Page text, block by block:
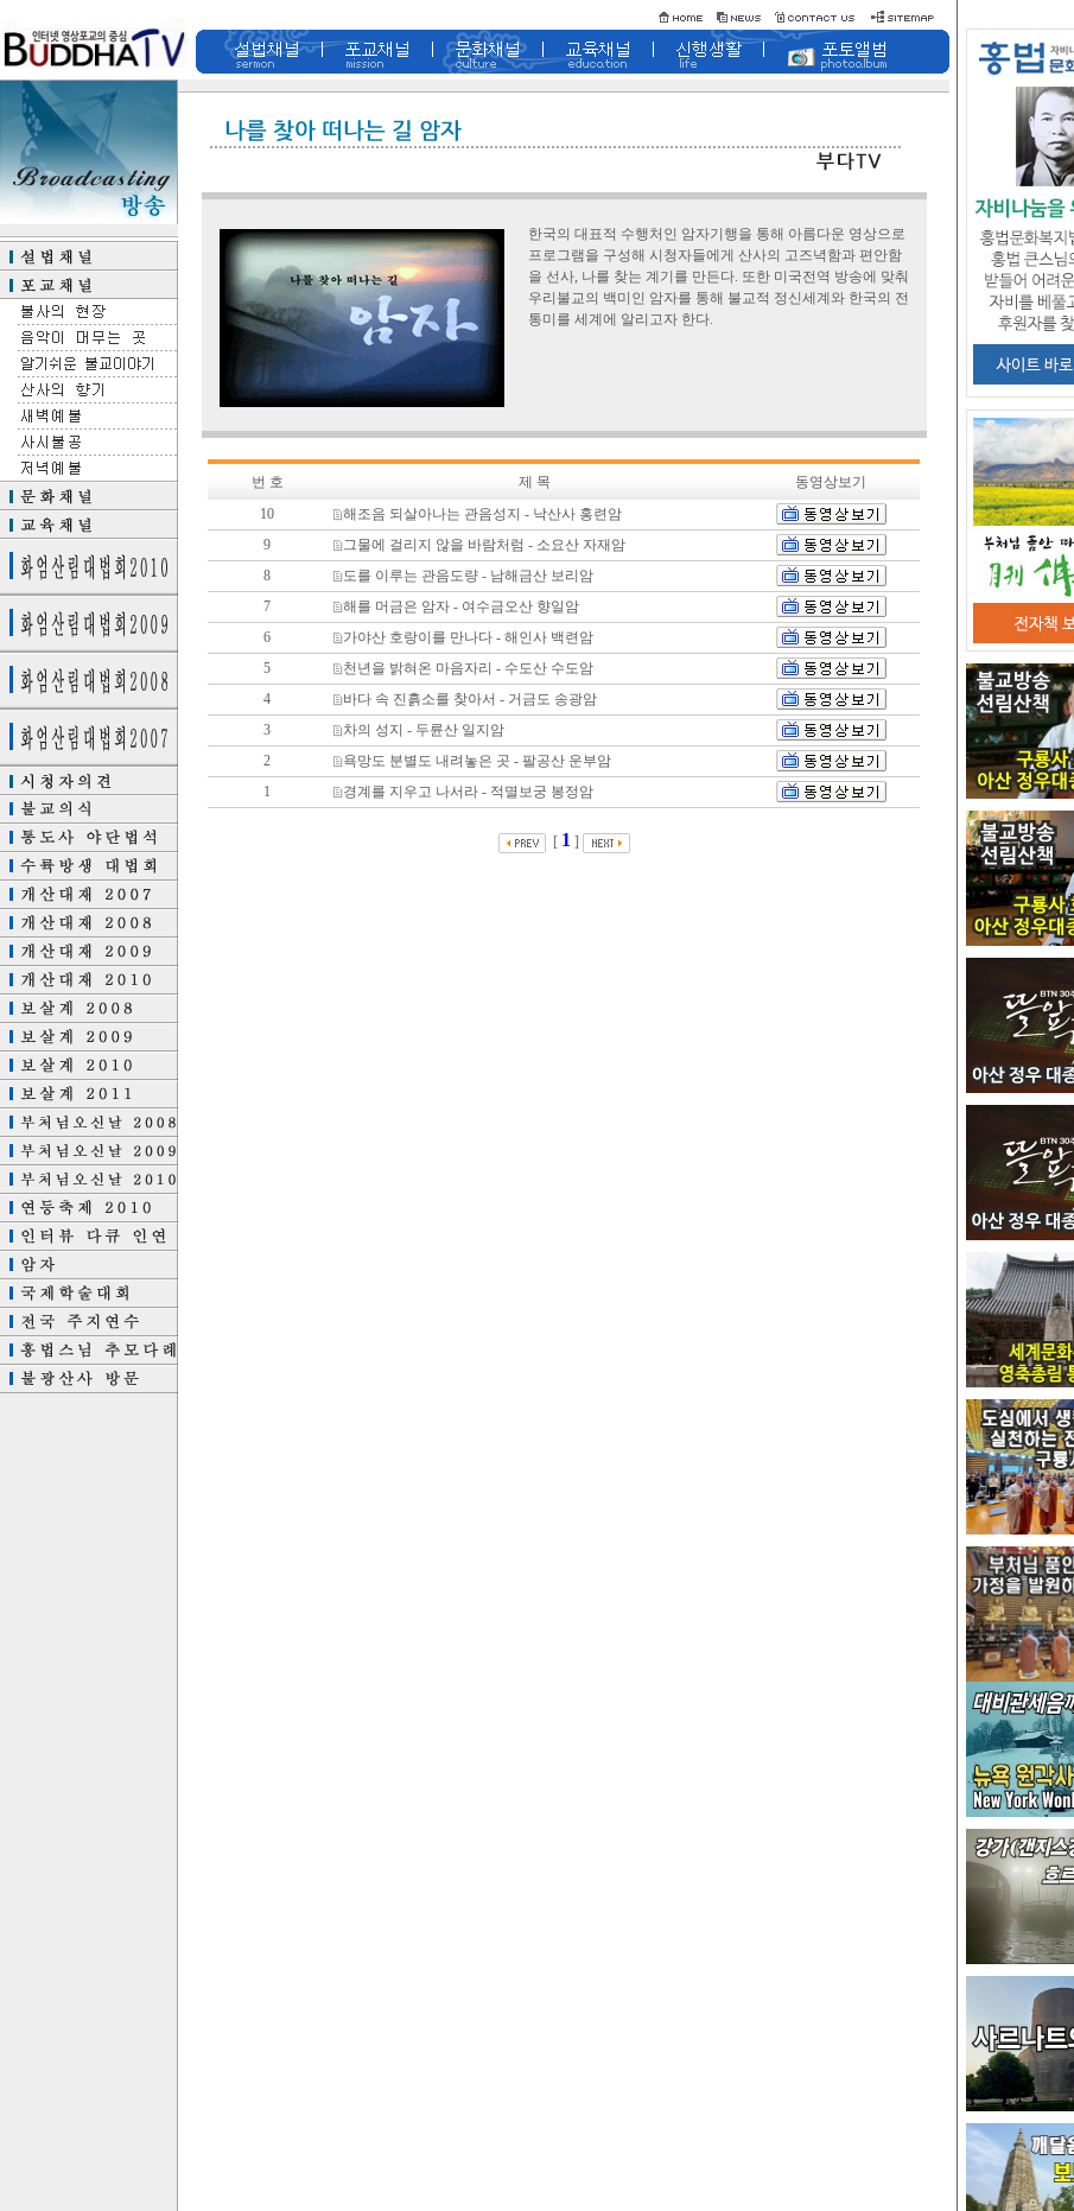
한국의 대표적 수행처인 암자기행을 통해 아름다운 영상으로
프로그램을 구성해 시청자들에게 산사의 고즈녁함과 편안함
을 선사, 나를 찾는 계기를 만든다. 또한 미국전역 방송에 맞춰
우리불교의 백미인 암자를 통해 불교적 정신세계와 한국의 전
통미를 세계에 알리고자 한다.
번 호 제 목
동영상보기
10
해조음 되살아나는 관음성지 - 낙산사 홍련암
9
그물에 걸리지 않을 바람처럼 - 소요산 자재암
8
도를 이루는 관음도량 - 남해금산 보리암
7
해를 머금은 암자 - 여수금오산 향일암
6
가야산 호랑이를 만나다 - 해인사 백련암
5
천년을 밝혀온 마음자리 - 수도산 수도암
4
바다 속 진흙소를 찾아서 - 거금도 송광암
3
차의 성지 - 두륜산 일지암
2
욕망도 분별도 내려놓은 곳 - 팔공산 운부암
1
경계를 지우고 나서라 - 적멸보궁 봉정암
[ 1]